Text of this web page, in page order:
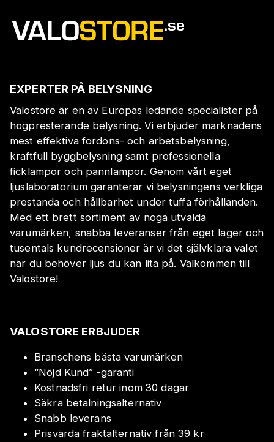
EXPERTER PÅ BELYSNING
Valostore är en av Europas ledande specialister på
högpresterande belysning. Vi erbjuder marknadens
mest effektiva fordons- och arbetsbelysning,
kraftfull byggbelysning samt professionella
ficklampor och pannlampor. Genom vårt eget
ljuslaboratorium garanterar vi belysningens verkliga
prestanda och hållbarhet under tuffa förhållanden.
Med ett brett sortiment av noga utvalda
varumärken, snabba leveranser från eget lager och
tusentals kundrecensioner är vi det självklara valet
när du behöver ljus du kan lita på. Välkommen till
Valostore!
VALOSTORE ERBJUDER
Branschens bästa varumärken
“Nöjd Kund” -garanti
Kostnadsfri retur inom 30 dagar
Säkra betalningsalternativ
Snabb leverans
Prisvärda fraktalternativ från 39 kr